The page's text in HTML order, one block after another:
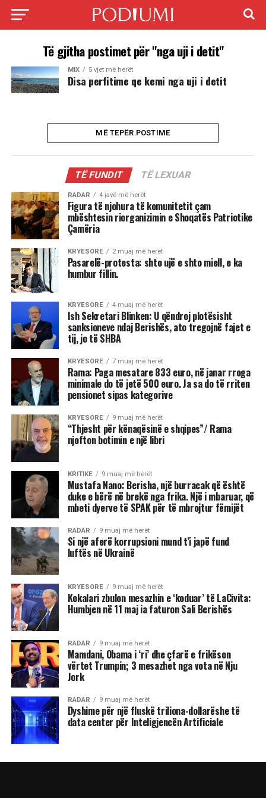
Të gjitha postimet për "nga uji i detit"
MIX 5 vjet më herët
Disa perfitime qe kemi nga uji i detit
MË TEPËR POSTIME
TË FUNDIT TË LEXUAR
RADAR 4 javë më herët
Figura të njohura të komunitetit çam
mbështesin riorganizimin e Shoqatës Patriotike
Çamëria
KRYESORE 2 muaj më herët
Pasarelë-protesta: shto ujë e shto miell, e ka
humbur fillin.
KRYESORE 4 muaj më herët
Ish Sekretari Blinken: U qëndroj plotësisht
sanksioneve ndaj Berishës, ato tregojnë fajet e
tij, jo të SHBA
KRYESORE 7 muaj më herët
Rama: Paga mesatare 833 euro, në janar rroga
minimale do të jetë 500 euro. Ja sa do të rriten
pensionet sipas kategorive
KRYESORE 9 muaj më herët
“Thjesht për kënaqësinë e shqipes”/ Rama
njofton botimin e një libri
KRITIKE 9 muaj më herët
Mustafa Nano: Berisha, një burracak që është
duke e bërë në brekë nga frika. Një i mbaruar, që
mbeti dyerve të SPAK për të mbrojtur fëmijët
RADAR 9 muaj më herët
Si një aferë korrupsioni mund t’i japë fund
luftës në Ukrainë
KRYESORE 9 muaj më herët
Kokalari zbulon mesazhin e ‘koduar’ të LaCivita:
Humbjen në 11 maj ia faturon Sali Berishës
RADAR 9 muaj më herët
Mamdani, Obama i ‘ri’ dhe çfarë e frikëson
vërtet Trumpin; 3 mesazhet nga vota në Nju
Jork
RADAR 9 muaj më herët
Dyshime për një fluskë triliona-dollarëshe të
data center për Inteligjencën Artificiale